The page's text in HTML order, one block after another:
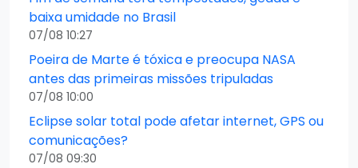
baixa umidade no Brasil
07/08 10:27
Poeira de Marte é tóxica e preocupa NASA
antes das primeiras missões tripuladas
07/08 10:00
Eclipse solar total pode afetar internet, GPS ou
comunicações?
07/08 09:30